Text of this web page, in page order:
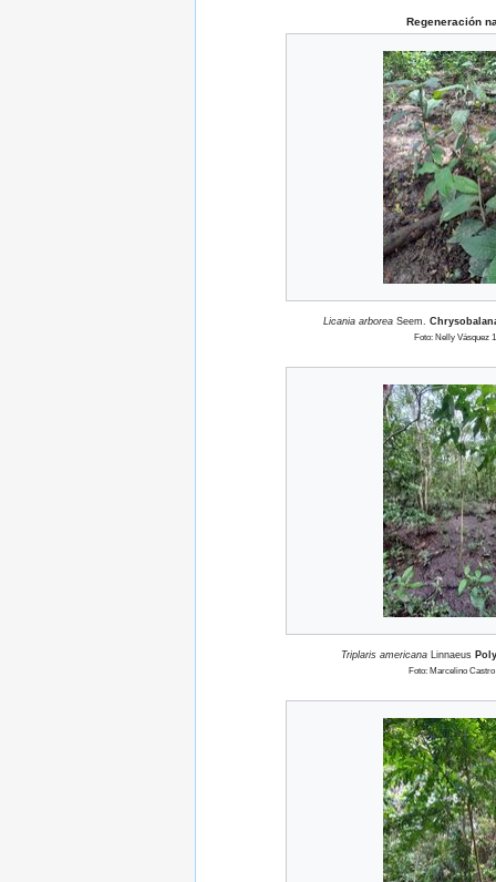
Regeneración
Licania arborea Seem.
Foto: Nelly Vásquez
Triplaris americana Linnaeus
Foto: Marcelino Castro